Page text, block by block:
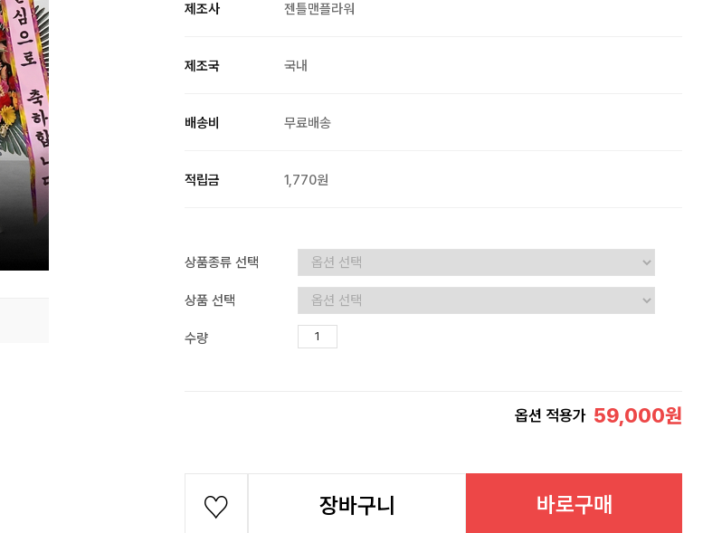
제조사 젠틀맨플라워
제조국 국내
배송비 무료배송
적립금 1,770원
상품종류 선택
상품 선택
수량
옵션 적용가 59,000원
장바구니 바로구매